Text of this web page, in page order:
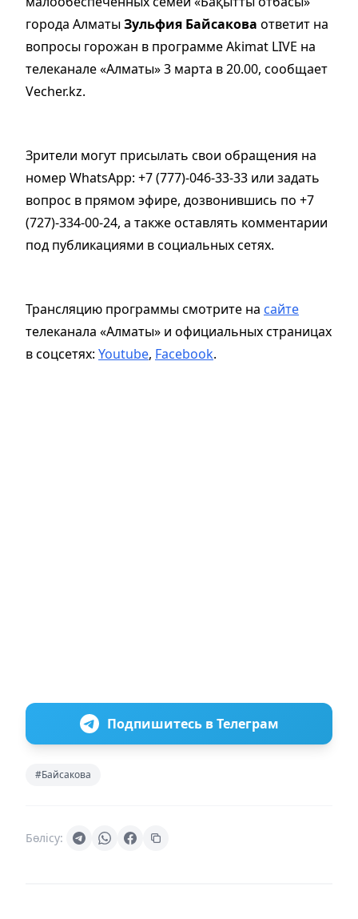
города АлматыЗульфия Байсакова ответит на
вопросы горожан в программе Akimat LIVE на
телеканале «Алматы» 3 марта в 20.00, сообщает
Vecher.kz.
Зрители могут присылать свои обращения на
номер WhatsApp: +7 (777)-046-33-33 или задать
вопрос в прямом эфире, дозвонившись по +7
(727)-334-00-24, а также оставлять комментарии
под публикациями в социальных сетях.
Трансляцию программы смотрите на сайте
телеканала «Алматы» и официальных страницах
в соцсетях: Youtube, Facebook.
Подпишитесь в Телеграм
#Байсакова
Бөлісу: